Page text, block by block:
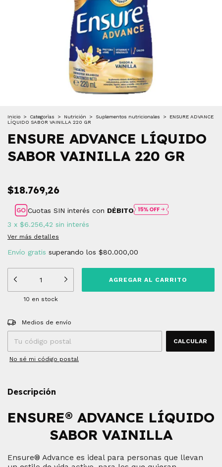
Inicio > Categorìas > Nutrición > Suplementos nutricionales >
ENSURE ADVANCE
LÍQUIDO SABOR VAINILLA 220 GR
ENSURE ADVANCE LÍQUIDO
SABOR VAINILLA 220 GR
$18.769,26
Cuotas SIN interés con DÉBITO
3 x $6.256,42 sin interés
Ver más detalles
Envío gratis superando los $80.000,00
10 en stock
Entregas para el CP:
Medios de envío
CALCULAR
No sé mi código postal
Descripción
ENSURE® ADVANCE LÍQUIDO
SABOR VAINILLA
Ensure® Advance es ideal para personas que llevan